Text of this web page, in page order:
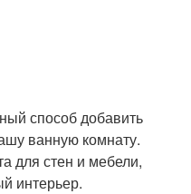
способ добавить
ванную комнату.
для стен и мебели,
интерьер.